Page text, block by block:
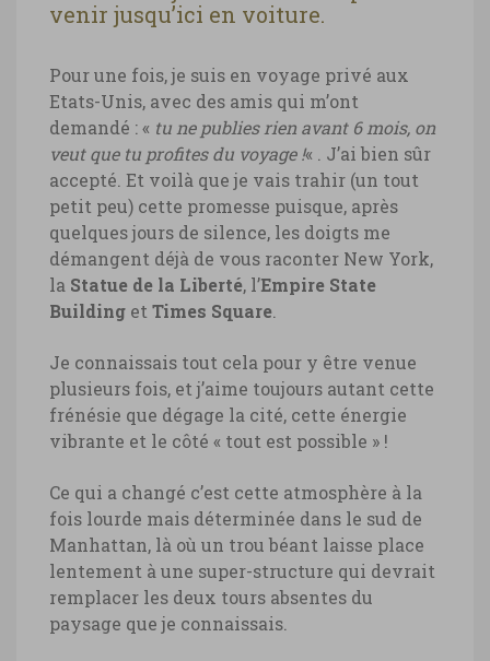
venir jusqu’ici en voiture.
Pour une fois, je suis en voyage privé aux
Etats-Unis, avec des amis qui m’ont
demandé : « tu ne publies rien avant 6 mois, on
veut que tu profites du voyage !« . J’ai bien sûr
accepté. Et voilà que je vais trahir (un tout
petit peu) cette promesse puisque, après
quelques jours de silence, les doigts me
démangent déjà de vous raconter New York,
la Statue de la Liberté, l’Empire State
Building et Times Square
Je connaissais tout cela pour y être venue
plusieurs fois, et j’aime toujours autant cette
frénésie que dégage la cité, cette énergie
vibrante et le côté « tout est possible » !
Ce qui a changé c’est cette atmosphère à la
fois lourde mais déterminée dans le sud de
Manhattan, là où un trou béant laisse place
lentement à une super-structure qui devrait
remplacer les deux tours absentes du
paysage que je connaissais.